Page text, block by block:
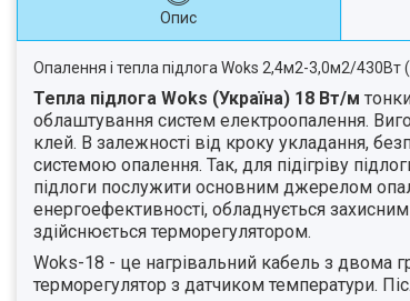
Опис
Опалення і тепла підлога Woks 2,4м2-3,0м2/430Вт
Тепла підлога Woks (Україна) 18 Вт/м
облаштування систем електроопалення.
клей. В залежності від кроку укладання,
системою опалення. Так, для підігріву
підлоги послужити основним джерелом
енергоефективності, обладнується
здійснюється терморегулятором.
Woks-18 - це нагрівальний кабель з двома
терморегулятор з датчиком температури.